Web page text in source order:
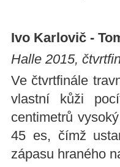
Ivo Karlovič -
Halle 2015,
Ve čtvrtfinále
vlastní kůži
centimetrů
45 es, čímž
zápasu hraného